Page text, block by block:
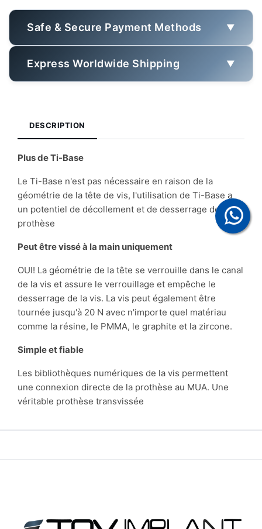
Safe & Secure Payment Methods ▼
Express Worldwide Shipping ▼
DESCRIPTION
Plus de Ti-Base
Le Ti-Base n'est pas nécessaire en raison de la
géométrie de la tête de vis, l'utilisation de Ti-Base a
un potentiel de décollement et de desserrage de la
prothèse
Peut être vissé à la main uniquement
OUI! La géométrie de la tête se verrouille dans le canal
de la vis et assure le verrouillage et empêche le
desserrage de la vis. La vis peut également être
tournée jusqu'à 20 N avec n'importe quel matériau
comme la résine, le PMMA, le graphite et la zircone.
Simple et fiable
Les bibliothèques numériques de la vis permettent
une connexion directe de la prothèse au MUA. Une
véritable prothèse transvissée